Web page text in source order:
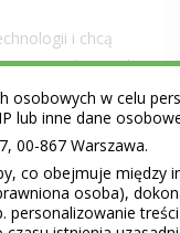
i chcą
także pod
poszukuje
mobilnych, a
i
i
odnauki
osobowych w celu
lub inne dane
00-867 Warszawa.
co obejmuje między
osoba),